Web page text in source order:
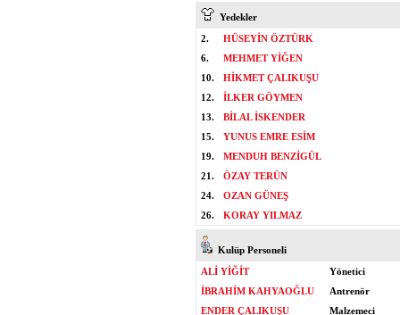
Yedekler
2.
HÜSEYİN ÖZTÜRK
6.
MEHMET YİĞEN
10.
HİKMET ÇALIKUŞU
12.
İLKER GÖYMEN
13.
BİLAL İSKENDER
15.
YUNUS EMRE ESİM
19.
MENDUH BENZİGÜL
21.
ÖZAY TERÜN
24.
OZAN GÜNEŞ
26.
KORAY YILMAZ
Kulüp Personeli
ALİ YİĞİT
Yönetici
İBRAHİM KAHYAOĞLU
Antrenör
ENDER ÇALIKUŞU
Malzemeci